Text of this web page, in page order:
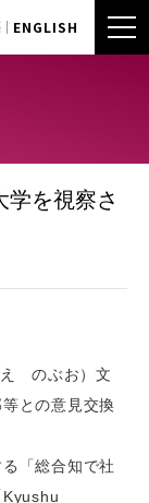
ENGLISH
学を視察さ
のぶお）文
との意見交換
「総合知で社
Kyushu